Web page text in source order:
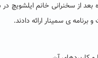
برنامه ی سمینار ارائه دادند.